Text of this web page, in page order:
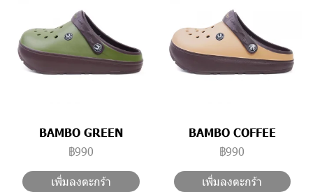
BAMBO GREEN
฿990
เพิ่มลงตะกร้า
BAMBO COFFEE
฿990
เพิ่มลงตะกร้า